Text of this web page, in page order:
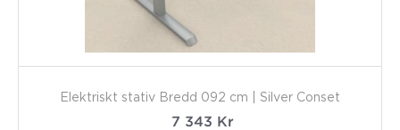
Elektriskt stativ Bredd 092 cm | Silver Conset
7 343 Kr